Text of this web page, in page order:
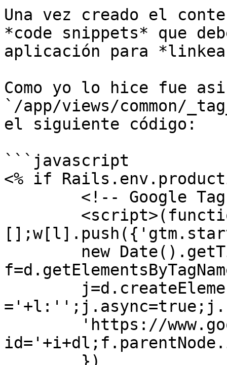
Una vez creado el
*code snippets* que
aplicación para
Como yo lo hice fue
`/app/views/common/
el siguiente código:
```javascript
<% if